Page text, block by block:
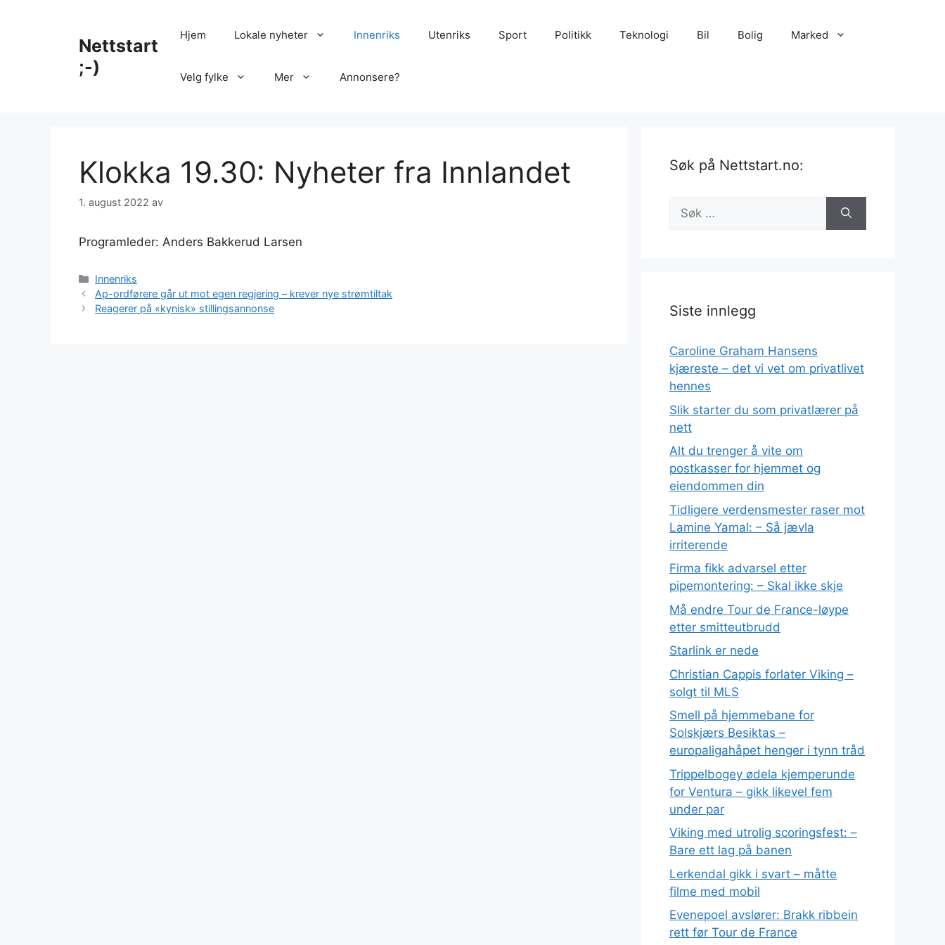
Nettstart
;-)
Hjem Lokale nyheter Innenriks Utenriks Sport Politikk Teknologi Bil Bolig Marked
Velg fylke Mer Annonsere?
Klokka 19.30: Nyheter fra Innlandet
1. august 2022 av
Programleder: Anders Bakkerud Larsen
Kategorier
Innenriks
Ap-ordførere går ut mot egen regjering – krever nye strømtiltak
Reagerer på «kynisk» stillingsannonse
Søk på Nettstart.no:
Søk
etter:
Siste innlegg
Caroline Graham Hansens
kjæreste – det vi vet om privatlivet
hennes
Slik starter du som privatlærer på
nett
Alt du trenger å vite om
postkasser for hjemmet og
eiendommen din
Tidligere verdensmester raser mot
Lamine Yamal: – Så jævla
irriterende
Firma fikk advarsel etter
pipemontering: – Skal ikke skje
Må endre Tour de France-løype
etter smitteutbrudd
Starlink er nede
Christian Cappis forlater Viking –
solgt til MLS
Smell på hjemmebane for
Solskjærs Besiktas –
europaligahåpet henger i tynn tråd
Trippelbogey ødela kjemperunde
for Ventura – gikk likevel fem
under par
Viking med utrolig scoringsfest: –
Bare ett lag på banen
Lerkendal gikk i svart – måtte
filme med mobil
Evenepoel avslører: Brakk ribbein
rett før Tour de France